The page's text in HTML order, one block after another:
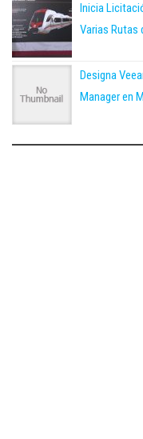
Inicia
Varias Rutas
Designa
Manager en